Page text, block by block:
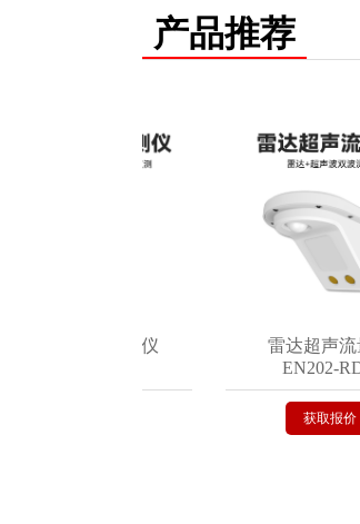
产品推荐
雷达超声流量计
EN202-RDU
获取报价